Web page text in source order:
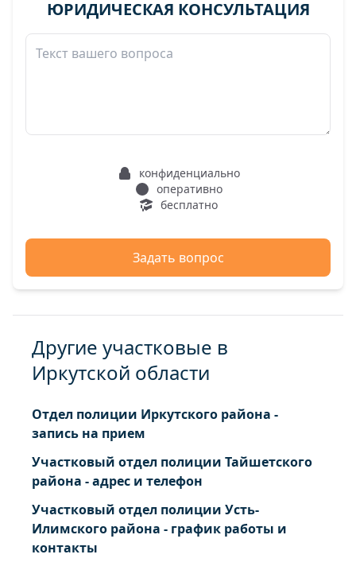
ЮРИДИЧЕСКАЯ КОНСУЛЬТАЦИЯ
конфиденциально
оперативно
бесплатно
Задать вопрос
Другие участковые в
Иркутской области
Отдел полиции Иркутского района -
запись на прием
Участковый отдел полиции Тайшетского
района - адрес и телефон
Участковый отдел полиции Усть-
Илимского района - график работы и
контакты